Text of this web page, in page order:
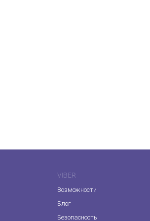
VIBER
Возможности
Блог
Безопасность